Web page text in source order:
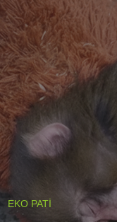
EKO PATİ